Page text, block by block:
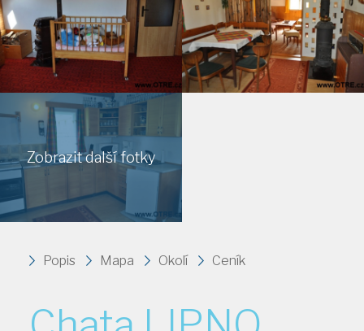
Zobrazit další fotky
Popis Mapa Okolí Ceník